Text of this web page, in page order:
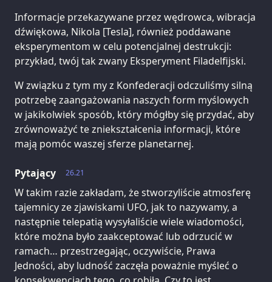
Informacje przekazywane przez wędrowca, wibracja
dźwiękowa, Nikola [Tesla], również poddawane
eksperymentom w celu potencjalnej destrukcji:
przykład, twój tak zwany Eksperyment Filadelfijski.
W związku z tym my z Konfederacji odczuliśmy silną
potrzebę zaangażowania naszych form myślowych
w jakikolwiek sposób, który mógłby się przydać, aby
zrównoważyć te zniekształcenia informacji, które
mają pomóc waszej sferze planetarnej.
26.21
Pytający
W takim razie zakładam, że stworzyliście atmosferę
tajemnicy ze zjawiskami UFO, jak to nazywamy, a
następnie telepatią wysyłaliście wiele wiadomości,
które można było zaakceptować lub odrzucić w
ramach… przestrzegając, oczywiście, Prawa
Jedności, aby ludność zaczęła poważnie myśleć o